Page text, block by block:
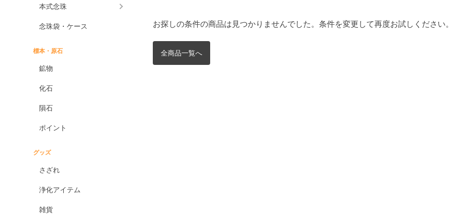
本式念珠
念珠袋・ケース
標本・原石
鉱物
化石
隕石
ポイント
グッズ
さざれ
浄化アイテム
雑貨
お探しの条件の商品は見つかりませんでした。条件を変更して再度お試しください。
全商品一覧へ